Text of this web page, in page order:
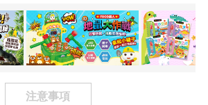
注意事項